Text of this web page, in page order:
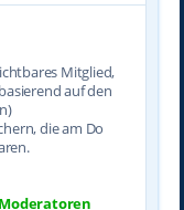
Mitglied,
auf den
die am Do